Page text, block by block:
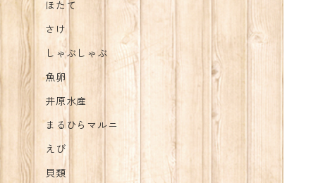
ほたて
さけ
しゃぶしゃぶ
魚卵
井原水産
まるひらマルニ
えび
貝類